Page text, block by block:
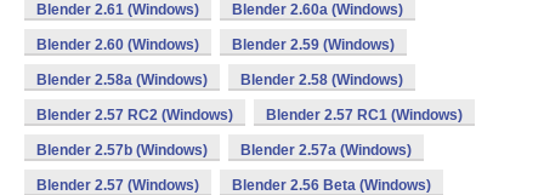
Blender 2.61 (Windows) Blender 2.60a (Windows)
Blender 2.60 (Windows) Blender 2.59 (Windows)
Blender 2.58a (Windows) Blender 2.58 (Windows)
Blender 2.57 RC2 (Windows) Blender 2.57 RC1 (Windows)
Blender 2.57b (Windows) Blender 2.57a (Windows)
Blender 2.57 (Windows) Blender 2.56 Beta (Windows)